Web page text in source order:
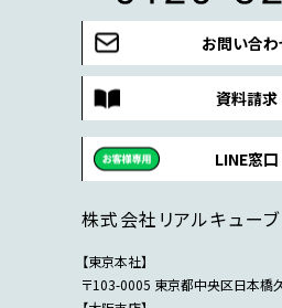
お問い合わ
資料請求
LINE窓口
株式会社リアルキューブ
【東京本社】
〒103-0005 東京都中央区日本橋